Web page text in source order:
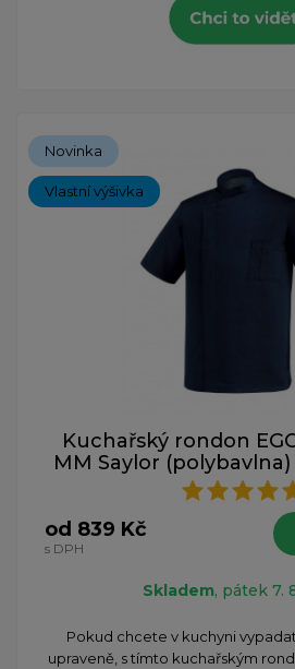
Novinka
Vlastní výšivka
Kuchařský rondon
MM Saylor
od 839 Kč
s DPH
Skladem, pátek 7.
Pokud chcete v kuchyni
upraveně, s tímto kuchařským